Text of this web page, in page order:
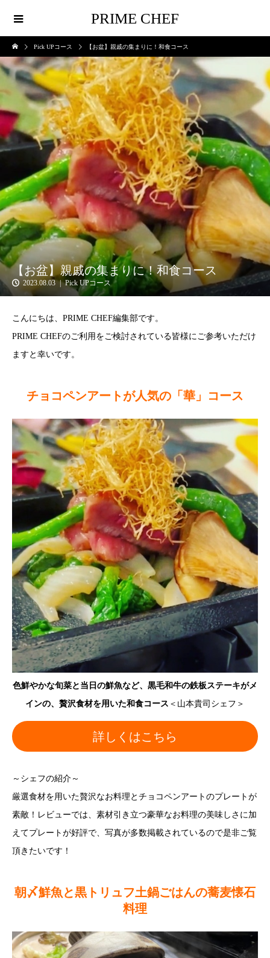
PRIME CHEF
Pick UPコース 【お盆】親戚の集まりに！和食コース
【お盆】親戚の集まりに！和食コース
2023.08.03 Pick UPコース
こんにちは、PRIME CHEF編集部です。
PRIME CHEFのご利用をご検討されている皆様にご参考いただけ
ますと幸いです。
チョコペンアートが人気の「華」コース
色鮮やかな旬菜と当日の鮮魚など、黒毛和牛の鉄板ステーキがメ
インの、贅沢食材を用いた和食コース ＜山本貴司シェフ＞
詳しくはこちら
～シェフの紹介～
厳選食材を用いた贅沢なお料理とチョコペンアートのプレートが
素敵！レビューでは、素材引き立つ豪華なお料理の美味しさに加
えてプレートが好評で、写真が多数掲載されているので是非ご覧
頂きたいです！
朝〆鮮魚と黒トリュフ土鍋ごはんの蕎麦懐石
料理